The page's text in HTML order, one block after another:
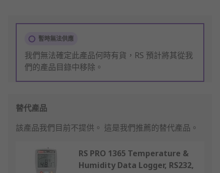
暫時無法供應
我們無法確定此產品何時有貨，RS 預計將其從我
們的產品目錄中移除。
替代產品
該產品我們目前不提供。 這是我們推薦的替代產品。
RS PRO 1365 Temperature &
Humidity Data Logger, RS232,